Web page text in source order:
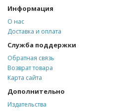
Информация
О нас
Доставка и оплата
Служба поддержки
Обратная связь
Возврат товара
Карта сайта
Дополнительно
Издательства